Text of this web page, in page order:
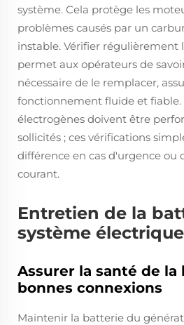
système. Cela protège les
problèmes causés par un
instable. Vérifier régulièrement
permet aux opérateurs de
nécessaire de le remplacer,
fonctionnement fluide et fiable.
électrogènes doivent être
sollicités ; ces vérifications
différence en cas d'urgence ou
courant.
Entretien de la
système électrique
Assurer la santé de
bonnes connexions
Maintenir la batterie du